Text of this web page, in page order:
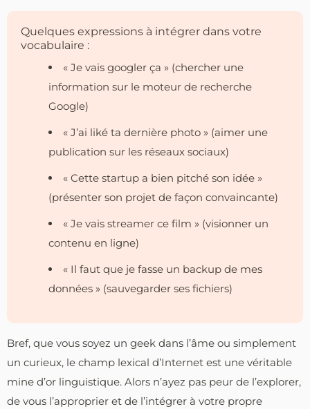
Quelques expressions à intégrer dans votre
vocabulaire :
« Je vais googler ça » (chercher une
information sur le moteur de recherche
Google)
« J’ai liké ta dernière photo » (aimer une
publication sur les réseaux sociaux)
« Cette startup a bien pitché son idée »
(présenter son projet de façon convaincante)
« Je vais streamer ce film » (visionner un
contenu en ligne)
« Il faut que je fasse un backup de mes
données » (sauvegarder ses fichiers)
Bref, que vous soyez un geek dans l’âme ou simplement
un curieux, le champ lexical d’Internet est une véritable
mine d’or linguistique. Alors n’ayez pas peur de l’explorer,
de vous l’approprier et de l’intégrer à votre propre